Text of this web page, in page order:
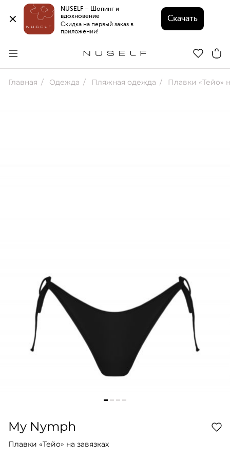
NUSELF – Шопинг и
вдохновение
Скидка на первый заказ в
приложении!
Скачать
Главная Одежда Пляжная одежда Плавки «Тейо»
My Nymph
Плавки «Тейо» на завязках